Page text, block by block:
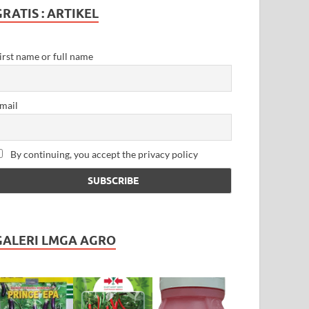
: ARTIKEL
name or full name
By continuing, you accept the privacy policy
LMGA AGRO